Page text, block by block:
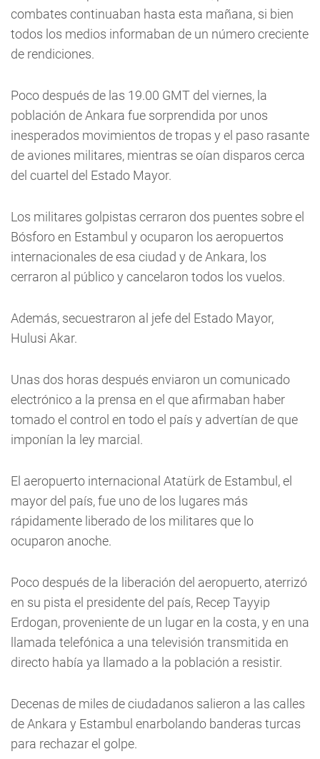
combates continuaban hasta esta mañana, si bien
todos los medios informaban de un número creciente
de rendiciones.
Poco después de las 19.00 GMT del viernes, la
población de Ankara fue sorprendida por unos
inesperados movimientos de tropas y el paso rasante
de aviones militares, mientras se oían disparos cerca
del cuartel del Estado Mayor.
Los militares golpistas cerraron dos puentes sobre el
Bósforo en Estambul y ocuparon los aeropuertos
internacionales de esa ciudad y de Ankara, los
cerraron al público y cancelaron todos los vuelos.
Además, secuestraron al jefe del Estado Mayor,
Hulusi Akar.
Unas dos horas después enviaron un comunicado
electrónico a la prensa en el que afirmaban haber
tomado el control en todo el país y advertían de que
imponían la ley marcial.
El aeropuerto internacional Atatürk de Estambul, el
mayor del país, fue uno de los lugares más
rápidamente liberado de los militares que lo
ocuparon anoche.
Poco después de la liberación del aeropuerto, aterrizó
en su pista el presidente del país, Recep Tayyip
Erdogan, proveniente de un lugar en la costa, y en una
llamada telefónica a una televisión transmitida en
directo había ya llamado a la población a resistir.
Decenas de miles de ciudadanos salieron a las calles
de Ankara y Estambul enarbolando banderas turcas
para rechazar el golpe.